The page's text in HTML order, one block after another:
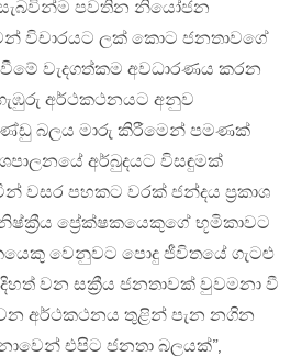
පවතින නියෝජන
විචාරයට ලක් කොට ජනතාවගේ
වැදගත්කම අවධාරණය කරන
අර්ථකථනයට අනුව
බලය මාරු කිරීමෙන් පමණක්
අර්බුදයට විසඳුමක්
වසර පහකට වරක් ජන්දය ප්‍රකාශ
ප්‍රේක්ෂකයෙකුගේ භූමිකාවට
වෙනුවට පොදු ජීවිතයේ ගැටළු
වන සක්‍රීය ජනතාවක් වුවමනා වී
අර්ථකථනය තුළින් පැන නගින
එපිට ජනතා බලයක්”,